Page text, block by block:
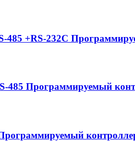
485 +RS-232C
485 Программируемый